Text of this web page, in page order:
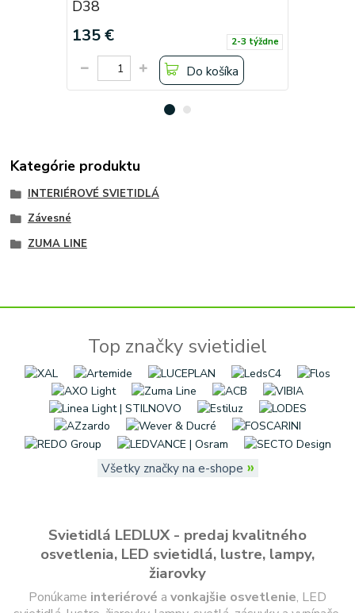
D38
135 € 2-3 týždne
Do košíka
Kategórie produktu
INTERIÉROVÉ SVIETIDLÁ
Závesné
ZUMA LINE
Top značky svietidiel
Všetky značky na e-shope »
Svietidlá LEDLUX - predaj kvalitného
osvetlenia, LED svietidlá, lustre, lampy,
žiarovky
Ponúkame interiérové a vonkajšie osvetlenie, LED